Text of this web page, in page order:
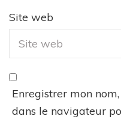
Site web
Enregistrer mon
dans le navigateur